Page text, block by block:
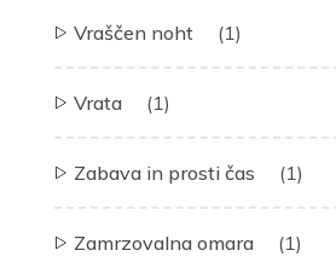
Vraščen noht (1)
Vrata (1)
Zabava in prosti čas (1)
Zamrzovalna omara (1)